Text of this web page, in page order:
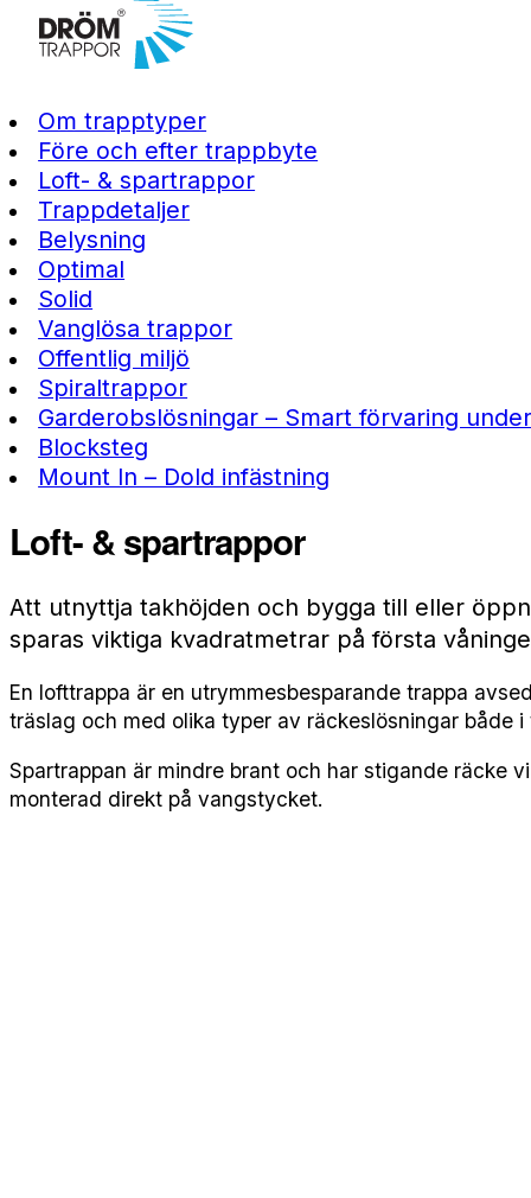
Om trapptyper
Före och efter trappbyte
Loft- & spartrappor
Trappdetaljer
Belysning
Optimal
Solid
Vanglösa trappor
Offentlig miljö
Spiraltrappor
Garderobslösningar – Smart förvaring
Blocksteg
Mount In – Dold infästning
Loft- & spartrappor
Att utnyttja takhöjden och bygga till eller
sparas viktiga kvadratmetrar på första
En lofttrappa är en utrymmesbesparande trappa
träslag och med olika typer av räckeslösningar både
Spartrappan är mindre brant och har stigande räcke
monterad direkt på vangstycket.